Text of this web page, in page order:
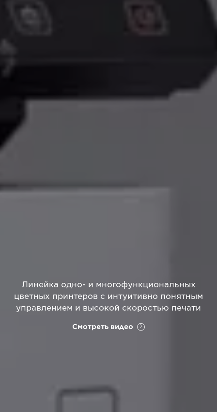
Линейка одно- и многофункциональных
цветных принтеров с интуитивно понятным
управлением и высокой скоростью печати
Смотреть видео